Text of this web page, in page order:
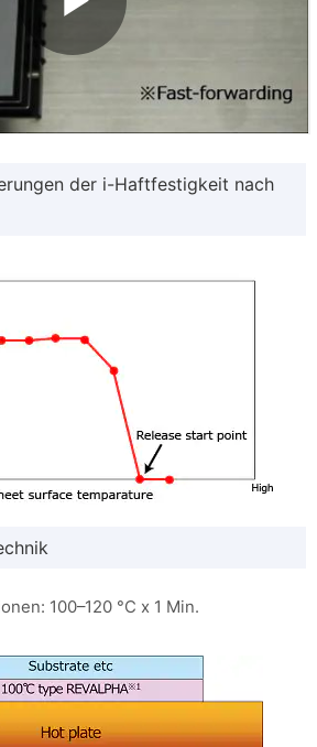
der i-Haftfestigkeit nach
100–120 °C x 1 Min.